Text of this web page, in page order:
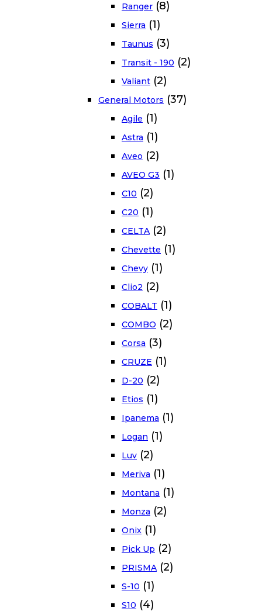
Ranger (8)
Sierra (1)
Taunus (3)
Transit - 190 (2)
Valiant (2)
General Motors (37)
Agile (1)
Astra (1)
Aveo (2)
AVEO G3 (1)
C10 (2)
C20 (1)
CELTA (2)
Chevette (1)
Chevy (1)
Clio2 (2)
COBALT (1)
COMBO (2)
Corsa (3)
CRUZE (1)
D-20 (2)
Etios (1)
Ipanema (1)
Logan (1)
Luv (2)
Meriva (1)
Montana (1)
Monza (2)
Onix (1)
Pick Up (2)
PRISMA (2)
S-10 (1)
S10 (4)